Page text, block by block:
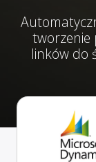
tworzenie
linków do